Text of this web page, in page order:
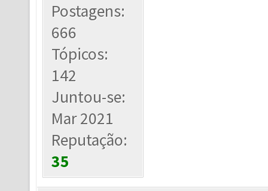
Postagens:
666
Tópicos:
142
Juntou-se:
Mar 2021
Reputação:
35